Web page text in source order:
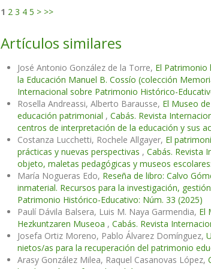
1 2 3 4 5 > >>
Artículos similares
José Antonio González de la Torre, El Patrimonio
la Educación Manuel B. Cossío (colección
Internacional sobre Patrimonio Histórico-
Rosella Andreassi, Alberto Barausse, El Museo
educación patrimonial , Cabás. Revista
centros de interpretación de la educación y sus
Costanza Lucchetti, Rochele Allgayer, El
prácticas y nuevas perspectivas , Cabás. Revista
objeto, maletas pedagógicas y museos
María Nogueras Edo, Reseña de libro: Calvo
inmaterial. Recursos para la investigación,
Patrimonio Histórico-Educativo: Núm. 33 (2025)
Paulí Dávila Balsera, Luis M. Naya Garmendia, El
Hezkuntzaren Museoa , Cabás. Revista
Josefa Ortiz Moreno, Pablo Álvarez Domínguez,
nietos/as para la recuperación del patrimonio
Arasy González Milea, Raquel Casanovas López,